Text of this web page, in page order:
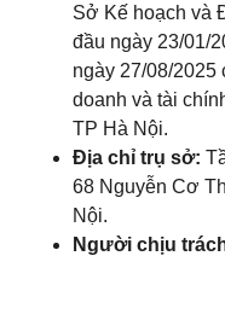
Sở Kế hoạch và
đầu ngày 23/01/
ngày 27/08/2025
doanh và tài
TP Hà Nội.
Địa chỉ trụ sở:
68 Nguyễn Cơ
Nội.
Người chịu